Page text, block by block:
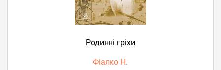
Родинні гріхи
Фіалко Н.